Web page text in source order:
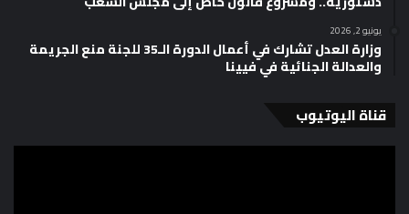
يونيو 2, 2026
وزارة العدل تشارك في أعمال الدورة الـ35 للجنة منع الجريمة
والعدالة الجنائية في فيينا
قناة اليوتيوب